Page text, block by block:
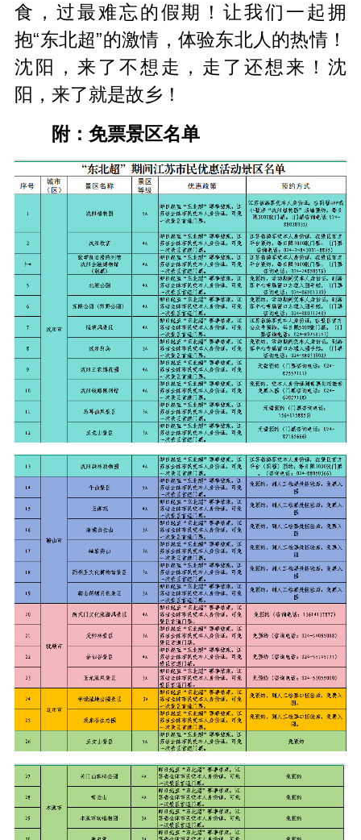
食，过最难忘的假期！让我们一起拥
抱“东北超”的激情，体验东北人的热情！
沈阳，来了不想走，走了还想来！沈
阳，来了就是故乡！
附：免票景区名单